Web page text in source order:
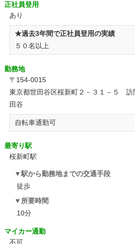
正社員登用
あり
★過去3年間で正社員登用の実績
５０名以上
勤務地
〒154-0015
東京都世田谷区桜新町２－３１－５
田谷
自転車通勤可
最寄り駅
桜新町駅
駅から勤務地までの交通手段
徒歩
所要時間
10分
マイカー通勤
不可